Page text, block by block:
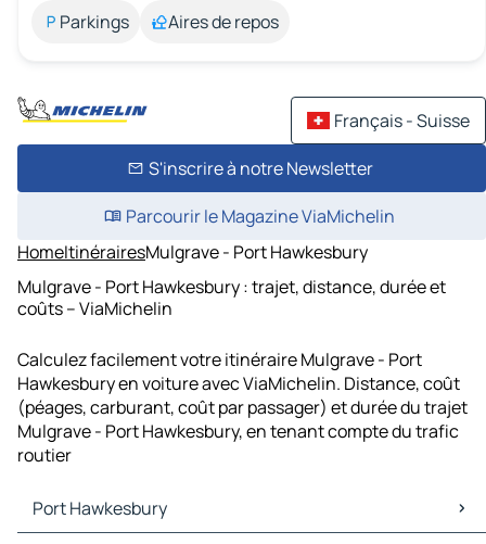
Parkings
Aires de repos
Français - Suisse
S'inscrire à notre Newsletter
Parcourir le Magazine ViaMichelin
HomeItinérairesMulgrave - Port Hawkesbury
Mulgrave - Port Hawkesbury : trajet, distance, durée et
coûts – ViaMichelin
Calculez facilement votre itinéraire Mulgrave - Port
Hawkesbury en voiture avec ViaMichelin. Distance, coût
(péages, carburant, coût par passager) et durée du trajet
Mulgrave - Port Hawkesbury, en tenant compte du trafic
routier
Port Hawkesbury